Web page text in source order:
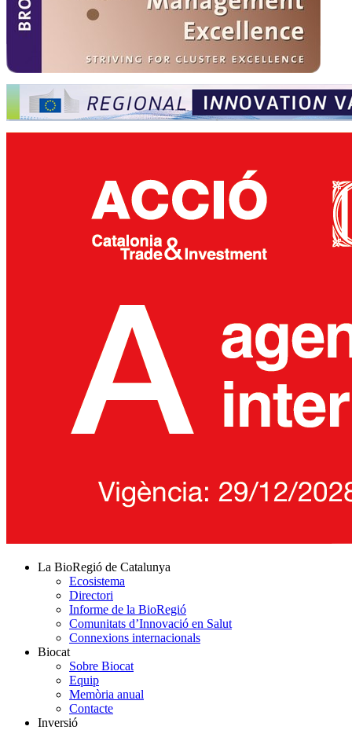
La BioRegió de Catalunya
Ecosistema
Directori
Informe de la BioRegió
Comunitats d’Innovació en Salut
Connexions internacionals
Biocat
Sobre Biocat
Equip
Memòria anual
Contacte
Inversió